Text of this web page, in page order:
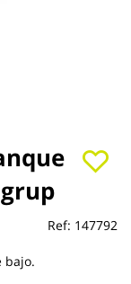
Ref: 147792
bajo.